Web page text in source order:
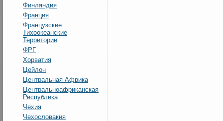
Финляндия
Франция
Французские
Тихоокеанские
Территории
ФРГ
Хорватия
Цейлон
Центральная Африка
Центральноафриканская
Республика
Чехия
Чехословакия